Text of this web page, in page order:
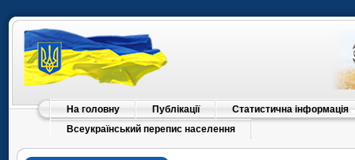
На головну Публікації
Статистична інформація
Всеукраїнський перепис населення